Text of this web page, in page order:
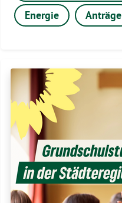
Energie
Anträge